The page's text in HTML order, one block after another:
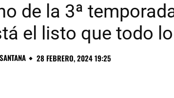
de la 3ª
el listo que todo lo
28 FEBRERO, 2024 19:25